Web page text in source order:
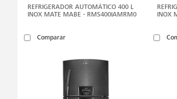
REFRIGERADOR AUTOMÁTICO 400 L
INOX MATE MABE - RMS400IAMRM0
Comparar
INOX